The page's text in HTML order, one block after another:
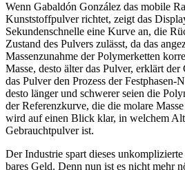
Wenn Gabaldón González das mobile
Kunststoffpulver richtet, zeigt das
Sekundenschnelle eine Kurve an, die
Zustand des Pulvers zulässt, da das
Massenzunahme der Polymerketten
Masse, desto älter das Pulver, erklärt der
das Pulver den Prozess der Festphasen-
desto länger und schwerer seien die
der Referenzkurve, die die molare
wird auf einen Blick klar, in welchem
Gebrauchtpulver ist.
Der Industrie spart dieses
bares Geld. Denn nun ist es nicht mehr